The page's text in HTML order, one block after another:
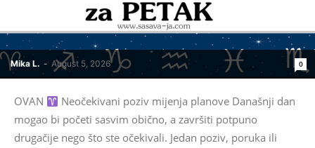
Mika L. - August 5, 2026 0
OVAN
Neočekivani poziv mijenja planove Današnji dan
mogao bi početi sasvim obično, a završiti potpuno
drugačije nego što ste očekivali. Jedan poziv, poruka ili